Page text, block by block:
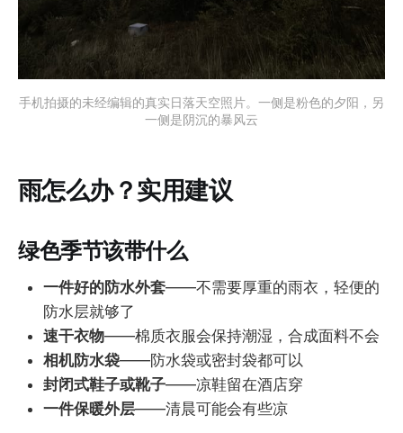
手机拍摄的未经编辑的真实日落天空照片。一侧是粉色的夕阳，另
一侧是阴沉的暴风云
雨怎么办？实用建议
绿色季节该带什么
一件好的防水外套——不需要厚重的雨衣，轻便的
防水层就够了
速干衣物——棉质衣服会保持潮湿，合成面料不会
相机防水袋——防水袋或密封袋都可以
封闭式鞋子或靴子——凉鞋留在酒店穿
一件保暖外层——清晨可能会有些凉